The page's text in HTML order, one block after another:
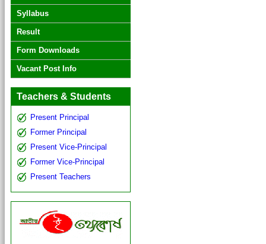
Syllabus
Result
Form Downloads
Vacant Post Info
Teachers & Students
Present Principal
Former Principal
Present Vice-Principal
Former Vice-Principal
Present Teachers